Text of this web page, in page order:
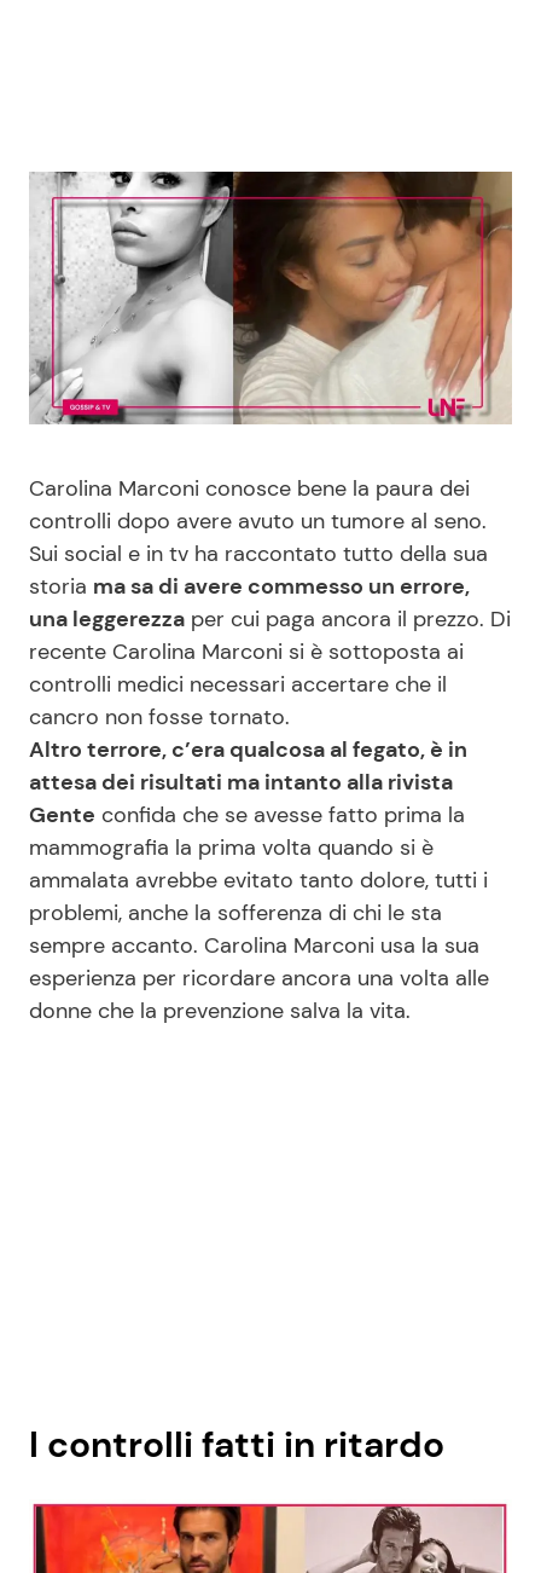
News Musica
News Spettacolo
Benessere
Casa
Mondo Mamma
News benessere
Salute
Viaggi e Turismo
Festività
Cucina e Ricette
Consigli di Cucina
Le Ricette in TV
Primi Piatti
Ricette Facili e Veloci
Ricette Feste
Ricette per Bambini
Seguici
Carolina Marconi conosce bene la paura dei
controlli dopo avere avuto un tumore al seno.
Sui social e in tv ha raccontato tutto della sua
storia ma sa di avere commesso un errore,
una leggerezza per cui paga ancora il prezzo. Di
recente Carolina Marconi si è sottoposta ai
controlli medici necessari accertare che il
cancro non fosse tornato.
Altro terrore, c’era qualcosa al fegato, è in
attesa dei risultati ma intanto alla rivista
Gente confida che se avesse fatto prima la
mammografia la prima volta quando si è
ammalata avrebbe evitato tanto dolore, tutti i
problemi, anche la sofferenza di chi le sta
sempre accanto. Carolina Marconi usa la sua
esperienza per ricordare ancora una volta alle
donne che la prevenzione salva la vita.
I controlli fatti in ritardo